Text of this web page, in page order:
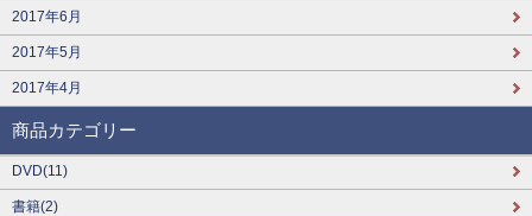
2017年6月
2017年5月
2017年4月
商品カテゴリー
DVD(11)
書籍(2)